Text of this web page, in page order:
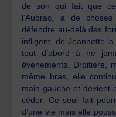
de son qui fait que
l’Aubrac, a de
défendre au-delà des
infligent, de Jeannette
tout d’abord à ne
évènements. Droitière,
même bras, elle
main gauche et devient
céder. Ce seul fait
d’une vie mais elle